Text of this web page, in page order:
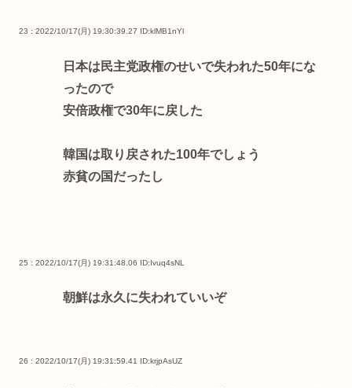
23 : 2022/10/17(月) 19:30:39.27 ID:klMB1nYl
日本は民主党政権のせいで失われた50年にな
ったので
安倍政権で30年に戻した
韓国は取り戻された100年でしょう
赤貧の国だったし
25 : 2022/10/17(月) 19:31:48.06 ID:Ivuq4sNL
朝鮮は永久に失われていいぞ
26 : 2022/10/17(月) 19:31:59.41 ID:krjpAsUZ